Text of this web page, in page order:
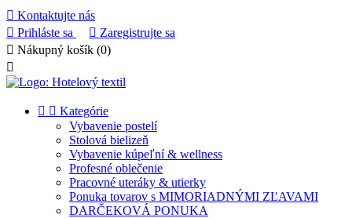
 Kontaktujte nás
 Prihláste sa  Zaregistrujte sa
 Nákupný košík (0)

  Kategórie
Vybavenie postelí
Stolová bielizeň
Vybavenie kúpeľní & wellness
Profesné oblečenie
Pracovné uteráky & utierky
Ponuka tovarov s MIMORIADNÝMI ZĽAVAMI
DARČEKOVÁ PONUKA